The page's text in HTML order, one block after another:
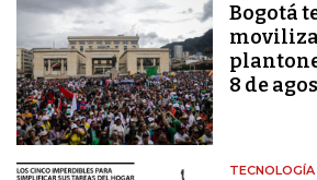
Bogotá
8 de
TECNOLOGÍA